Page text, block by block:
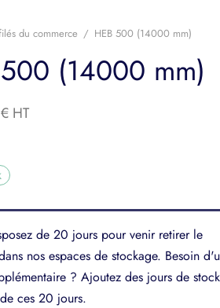
du commerce / HEB 500 (14000 mm)
(14000 mm)
€
de 20 jours pour venir retirer le
nos espaces de stockage. Besoin
? Ajoutez des jours de
ces 20 jours.